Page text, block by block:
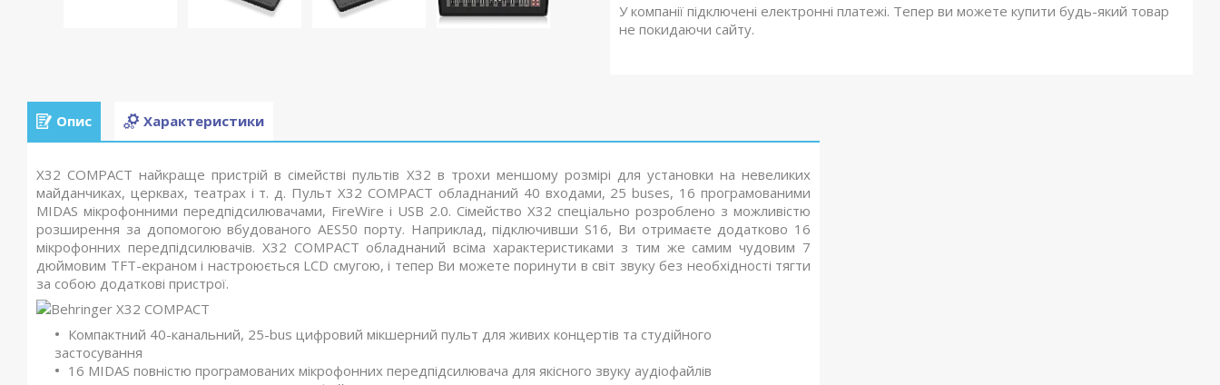
У компанії підключені електронні платежі. Тепер ви можете купити будь-який товар
не покидаючи сайту.
Опис Характеристики
X32 COMPACT найкраще пристрій в сімействі пультів Х32 в трохи меншому розмірі для установки на невеликих
майданчиках, церквах, театрах і т. д. Пульт X32 COMPACT обладнаний 40 входами, 25 buses, 16 програмованими
MIDAS мікрофонними передпідсилювачами, FireWire і USB 2.0. Сімейство Х32 спеціально розроблено з можливістю
розширення за допомогою вбудованого AES50 порту. Наприклад, підключивши S16, Ви отримаєте додатково 16
мікрофонних передпідсилювачів. X32 COMPACT обладнаний всіма характеристиками з тим же самим чудовим 7
дюймовим TFT-екраном і настроюється LCD смугою, і тепер Ви можете поринути в світ звуку без необхідності тягти
за собою додаткові пристрої.
Компактний 40-канальний, 25-bus цифровий мікшерний пульт для живих концертів та студійного
застосування
16 MIDAS повністю програмованих мікрофонних передпідсилювача для якісного звуку аудіофайлів